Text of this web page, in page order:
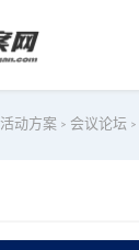
活动方案 > 会议论坛 >